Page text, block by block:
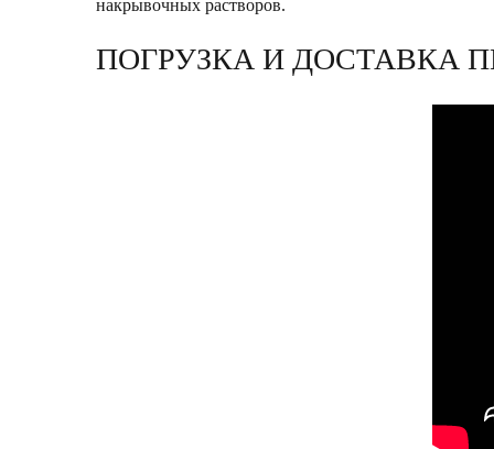
накрывочных растворов.
ПОГРУЗКА И ДОСТАВКА